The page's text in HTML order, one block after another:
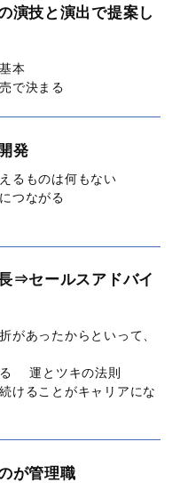
演技と演出で提案し
本
で決まる
発
るものは何もない
つながる
⇒セールスアドバイ
があったからといって、
る 運とツキの法則
けることがキャリアにな
が管理職